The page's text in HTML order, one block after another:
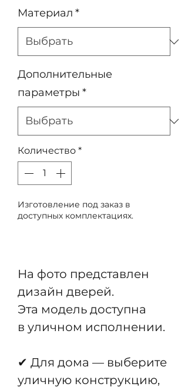
Материал *
Дополнительные
параметры *
Количество *
Изготовление под заказ в
доступных комплектациях.
На фото представлен
дизайн дверей.
Эта модель доступна
в уличном исполнении.
✔ Для дома — выберите
уличную конструкцию,